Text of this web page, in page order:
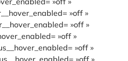
»off »
»off »
»off »
»off »
»off »